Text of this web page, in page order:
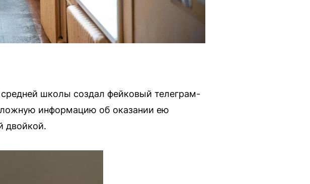
школы создал фейковый телеграм-
информацию об оказании ею
двойкой.